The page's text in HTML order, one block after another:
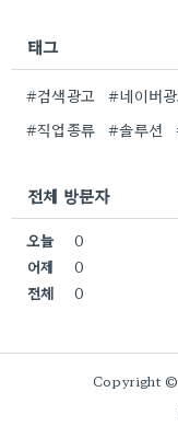
태그
#검색광고 #네이버
#직업종류
#솔루션
전체 방문자
오늘
0
어제
0
전체
0
Copyright